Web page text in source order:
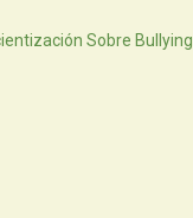
Sobre Bullying